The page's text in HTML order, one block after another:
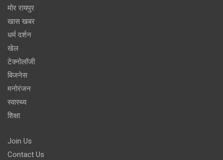
मोर रायपुर
खास खबर
धर्म दर्शन
खेल
टेक्नोलॉजी
बिजनेस
मनोरंजन
स्वास्थ्य
शिक्षा
Join Us
Contact Us